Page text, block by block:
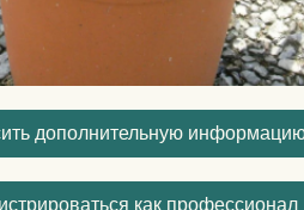
дополнительную
как профессионал